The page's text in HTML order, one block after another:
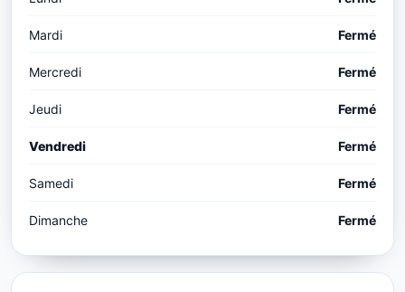
Mardi Fermé
Mercredi Fermé
Jeudi Fermé
Vendredi Fermé
Samedi Fermé
Dimanche Fermé